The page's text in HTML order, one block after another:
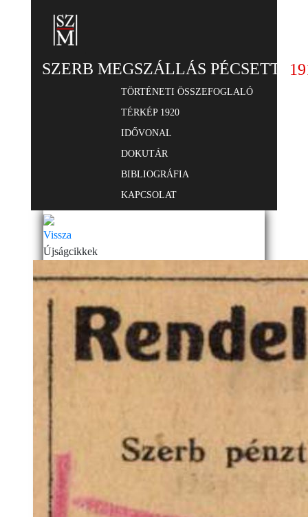
SZERB MEGSZÁLLÁS PÉCSETT
TÖRTÉNETI ÖSSZEFOGLALÓ
TÉRKÉP 1920
IDŐVONAL
DOKUTÁR
BIBLIOGRÁFIA
KAPCSOLAT
Vissza
Újságcikkek